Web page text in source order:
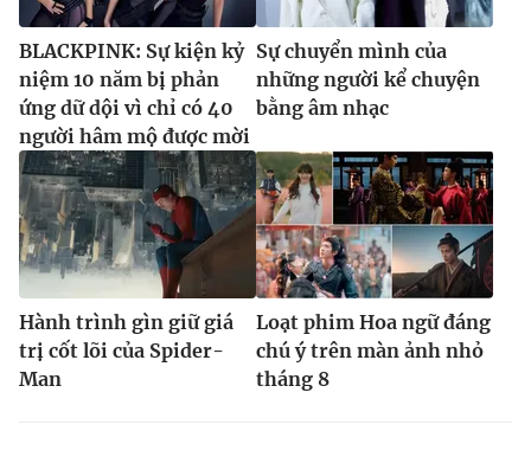
BLACKPINK: Sự kiện kỷ
niệm 10 năm bị phản
ứng dữ dội vì chỉ có 40
người hâm mộ được mời
Sự chuyển mình của
những người kể chuyện
bằng âm nhạc
Hành trình gìn giữ giá
trị cốt lõi của Spider-
Man
Loạt phim Hoa ngữ đáng
chú ý trên màn ảnh nhỏ
tháng 8